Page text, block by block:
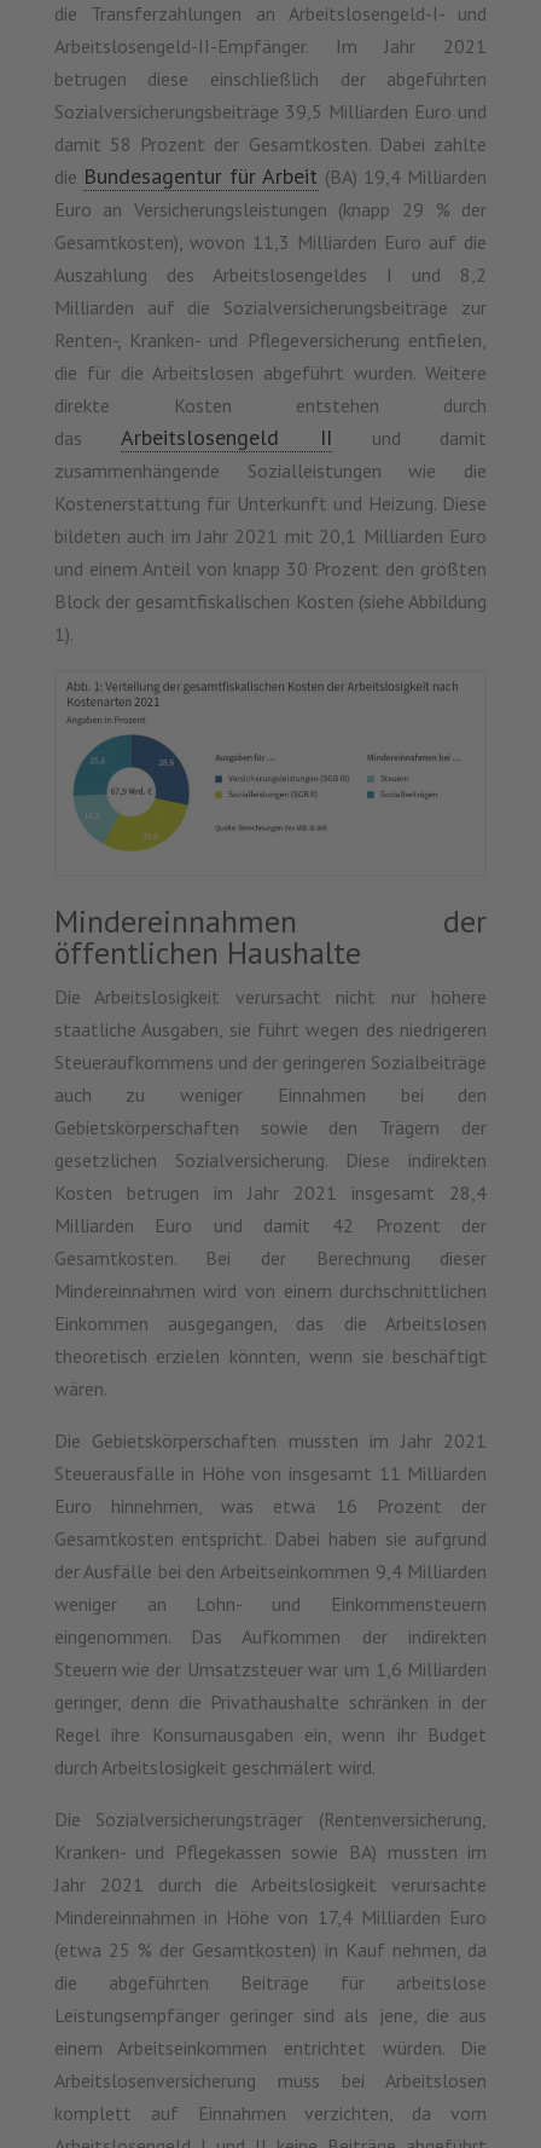
die Transferzahlungen an Arbeitslosengeld-I- und
Arbeitslosengeld-II-Empfänger. Im Jahr 2021
betrugen diese einschließlich der abgeführten
Sozialversicherungsbeiträge 39,5 Milliarden Euro und
damit 58 Prozent der Gesamtkosten. Dabei zahlte
die Bundesagentur für Arbeit (BA) 19,4 Milliarden
Euro an Versicherungsleistungen (knapp 29 % der
Gesamtkosten), wovon 11,3 Milliarden Euro auf die
Auszahlung des Arbeitslosengeldes I und 8,2
Milliarden auf die Sozialversicherungsbeiträge zur
Renten-, Kranken- und Pflegeversicherung entfielen,
die für die Arbeitslosen abgeführt wurden. Weitere
direkte Kosten entstehen durch
das
Arbeitslosengeld II
und damit
zusammenhängende Sozialleistungen wie die
Kostenerstattung für Unterkunft und Heizung. Diese
bildeten auch im Jahr 2021 mit 20,1 Milliarden Euro
und einem Anteil von knapp 30 Prozent den größten
Block der gesamtfiskalischen Kosten (siehe Abbildung
1).
Mindereinnahmen der
öffentlichen Haushalte
Die Arbeitslosigkeit verursacht nicht nur höhere
staatliche Ausgaben, sie führt wegen des niedrigeren
Steueraufkommens und der geringeren Sozialbeiträge
auch zu weniger Einnahmen bei den
Gebietskörperschaften sowie den Trägern der
gesetzlichen Sozialversicherung. Diese indirekten
Kosten betrugen im Jahr 2021 insgesamt 28,4
Milliarden Euro und damit 42 Prozent der
Gesamtkosten. Bei der Berechnung dieser
Mindereinnahmen wird von einem durchschnittlichen
Einkommen ausgegangen, das die Arbeitslosen
theoretisch erzielen könnten, wenn sie beschäftigt
wären.
Die Gebietskörperschaften mussten im Jahr 2021
Steuerausfälle in Höhe von insgesamt 11 Milliarden
Euro hinnehmen, was etwa 16 Prozent der
Gesamtkosten entspricht. Dabei haben sie aufgrund
der Ausfälle bei den Arbeitseinkommen 9,4 Milliarden
weniger an Lohn- und Einkommensteuern
eingenommen. Das Aufkommen der indirekten
Steuern wie der Umsatzsteuer war um 1,6 Milliarden
geringer, denn die Privathaushalte schränken in der
Regel ihre Konsumausgaben ein, wenn ihr Budget
durch Arbeitslosigkeit geschmälert wird.
Die Sozialversicherungsträger (Rentenversicherung,
Kranken- und Pflegekassen sowie BA) mussten im
Jahr 2021 durch die Arbeitslosigkeit verursachte
Mindereinnahmen in Höhe von 17,4 Milliarden Euro
(etwa 25 % der Gesamtkosten) in Kauf nehmen, da
die abgeführten Beiträge für arbeitslose
Leistungsempfänger geringer sind als jene, die aus
einem Arbeitseinkommen entrichtet würden. Die
Arbeitslosenversicherung muss bei Arbeitslosen
komplett auf Einnahmen verzichten, da vom